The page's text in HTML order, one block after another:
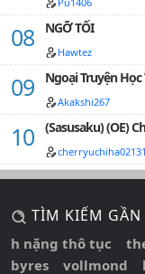
NGỠ TỐI
Hawtez
Ngoại Truyện
Akakshi267
(Sasusaku) (OE)
TÌM KIẾM GẦN
h nặng thô tục
byres
vollmond